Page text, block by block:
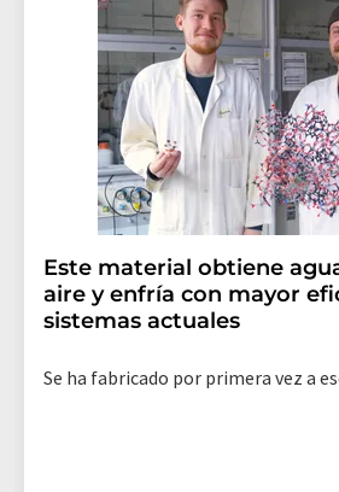
Este material obtiene
aire y enfría con mayor
sistemas actuales
Se ha fabricado por primera vez a